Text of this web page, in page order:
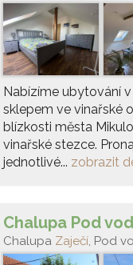
Nabízíme ubytování
sklepem ve vinařské
blízkosti města
vinařské stezce.
jednotlivé... zobrazit
Chalupa Pod
Chalupa Zaječí, Pod